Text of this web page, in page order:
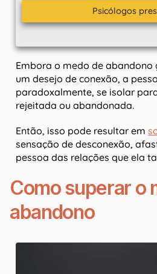
Psicólogos
Embora o medo de abandono
um desejo de conexão, a
paradoxalmente, se isolar
rejeitada ou abandonada.
Então, isso pode resultar em
sensação de desconexão,
pessoa das relações que ela
Como superar o
abandono